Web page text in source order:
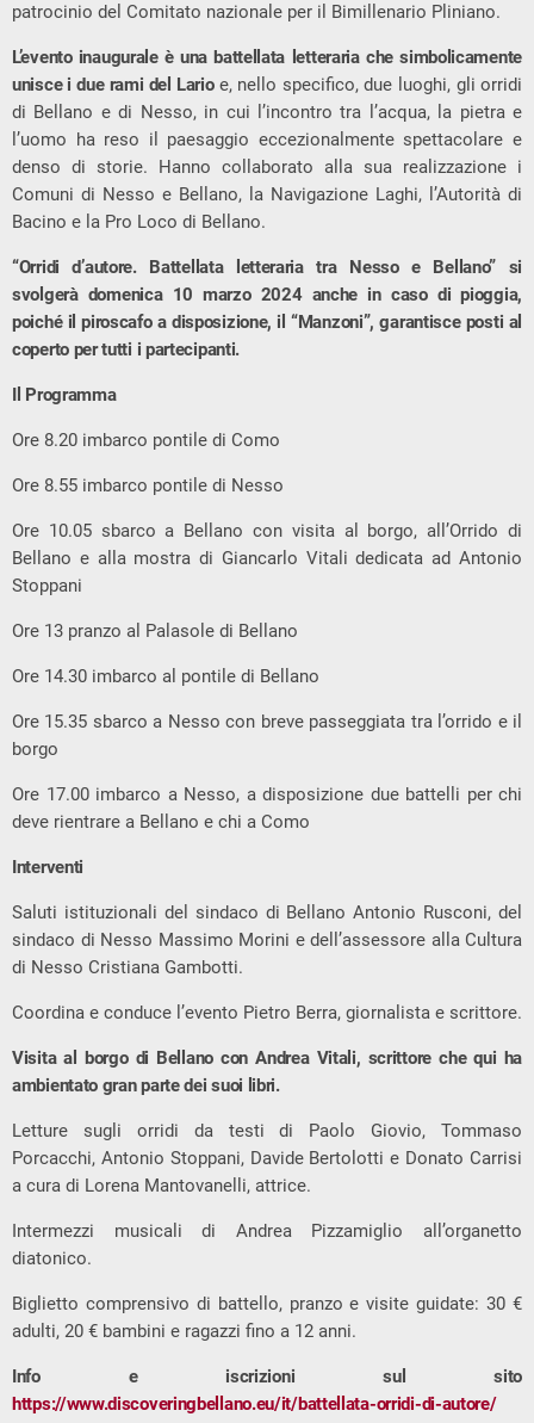
patrocinio del Comitato nazionale per il Bimillenario Pliniano.
L’evento inaugurale è una battellata letteraria che simbolicamente
unisce i due rami del Larioe, nello specifico, due luoghi, gli orridi
di Bellano e di Nesso, in cui l’incontro tra l’acqua, la pietra e
l’uomo ha reso il paesaggio eccezionalmente spettacolare e
denso di storie. Hanno collaborato alla sua realizzazione i
Comuni di Nesso e Bellano, la Navigazione Laghi, l’Autorità di
Bacino e la Pro Loco di Bellano.
“Orridi d’autore. Battellata letteraria tra Nesso e Bellano” si
svolgerà domenica 10 marzo 2024 anche in caso di pioggia,
poiché il piroscafo a disposizione, il “Manzoni”, garantisce posti al
coperto per tutti i partecipanti.
Il Programma
Ore 8.20 imbarco pontile di Como
Ore 8.55 imbarco pontile di Nesso
Ore 10.05 sbarco a Bellano con visita al borgo, all’Orrido di
Bellano e alla mostra di Giancarlo Vitali dedicata ad Antonio
Stoppani
Ore 13 pranzo al Palasole di Bellano
Ore 14.30 imbarco al pontile di Bellano
Ore 15.35 sbarco a Nesso con breve passeggiata tra l’orrido e il
borgo
Ore 17.00 imbarco a Nesso, a disposizione due battelli per chi
deve rientrare a Bellano e chi a Como
Interventi
Saluti istituzionali del sindaco di Bellano Antonio Rusconi, del
sindaco di Nesso Massimo Morini e dell’assessore alla Cultura
di Nesso Cristiana Gambotti.
Coordina e conduce l’evento Pietro Berra, giornalista e scrittore.
Visita al borgo di Bellano con Andrea Vitali, scrittore che qui ha
ambientato gran parte dei suoi libri.
Letture sugli orridi da testi di Paolo Giovio, Tommaso
Porcacchi, Antonio Stoppani, Davide Bertolotti e Donato Carrisi
a cura di Lorena Mantovanelli, attrice.
Intermezzi musicali di Andrea Pizzamiglio all’organetto
diatonico.
Biglietto comprensivo di battello, pranzo e visite guidate: 30 €
adulti, 20 € bambini e ragazzi fino a 12 anni.
Info e iscrizioni sul sito
https://www.discoveringbellano.eu/it/battellata-orridi-di-autore/